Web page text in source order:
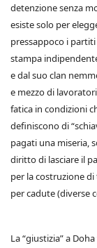
detenzione senza
esiste solo per
pressappoco i
stampa
e dal suo clan
e mezzo di
fatica in condizioni
definiscono di
pagati una miseria,
diritto di lasciare il
per la costruzione
per cadute (diverse
La “giustizia” a